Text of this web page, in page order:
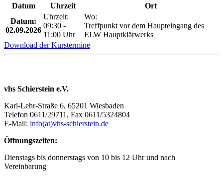
Datum
Uhrzeit
Ort
Datum:
02.09.2026
Uhrzeit:
09:30 -
11:00 Uhr
Wo:
Treffpunkt vor dem Haupteingang des
ELW Hauptklärwerks
Download der Kurstermine
vhs Schierstein e.V.
Karl-Lehr-Straße 6, 65201 Wiesbaden
Telefon 0611/29711, Fax 0611/5324804
E-Mail: info(at)vhs-schierstein.de
Öffnungszeiten:
Dienstags bis donnerstags von 10 bis 12 Uhr und nach
Vereinbarung